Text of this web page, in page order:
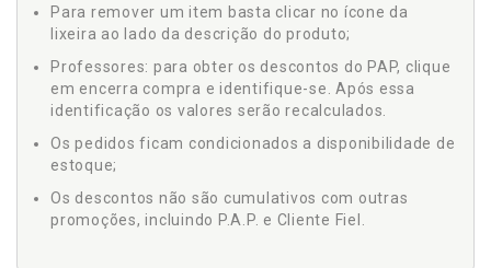
Para remover um item basta clicar no ícone da
lixeira ao lado da descrição do produto;
Professores: para obter os descontos do PAP, clique
em encerra compra e identifique-se. Após essa
identificação os valores serão recalculados.
Os pedidos ficam condicionados a disponibilidade de
estoque;
Os descontos não são cumulativos com outras
promoções, incluindo P.A.P. e Cliente Fiel.